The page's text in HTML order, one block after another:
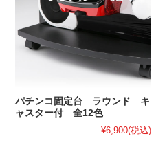
パチンコ固定台 ラウンド キ
ャスター付 全12色
¥6,900(税込)